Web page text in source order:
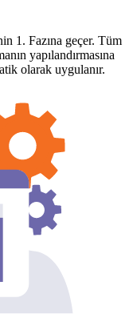
1. Fazına geçer. Tüm
yapılandırmasına
olarak uygulanır.